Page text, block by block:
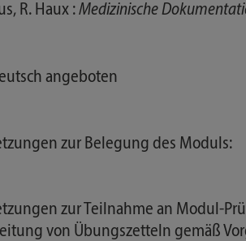
R. Haux :Medizinische
angeboten
zur Belegung des Moduls:
zur Teilnahme an Modul-
von Übungszetteln gemäß